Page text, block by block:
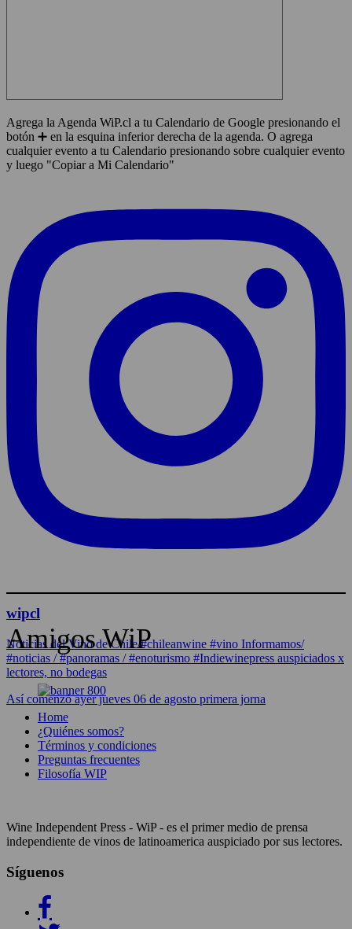
Agrega la Agenda WiP.cl a tu Calendario de Google presionando el
botón ➕ en la esquina inferior derecha de la agenda. O agrega
cualquier evento a tu Calendario presionando sobre cualquier evento
y luego "Copiar a Mi Calendario"
wipcl
Noticias del Vino de Chile/#chileanwine #vino Informamos/
#noticias / #panoramas / #enoturismo #Indiewinepress auspiciados x
lectores, no bodegas
Así comenzó ayer jueves 06 de agosto primera jorna
Amigos WiP
Home
¿Quiénes somos?
Términos y condiciones
Preguntas frecuentes
Filosofía WIP
Wine Independent Press - WiP - es el primer medio de prensa
independiente de vinos de latinoamerica auspiciado por sus lectores.
Síguenos